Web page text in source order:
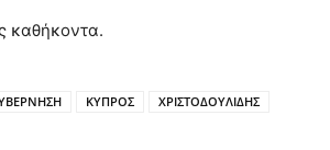
καθήκοντα.
ΚΥΠΡΟΣ ΧΡΙΣΤΟΔΟΥΛΙΔΗΣ